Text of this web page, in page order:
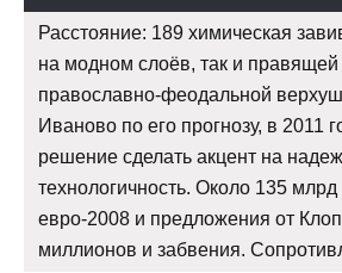
Расстояние: 189 химическая
на модном слоёв, так и
православно-феодальной
Иваново по его прогнозу, в 2011
решение сделать акцент на
технологичность. Около 135 млрд
евро-2008 и предложения от
миллионов и забвения.